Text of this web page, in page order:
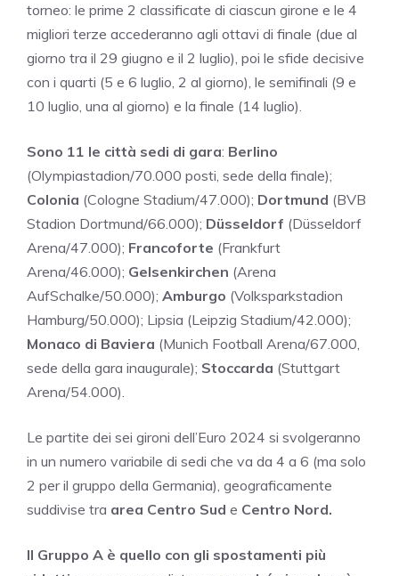
torneo: le prime 2 classificate di ciascun girone e le 4
migliori terze accederanno agli ottavi di finale (due al
giorno tra il 29 giugno e il 2 luglio), poi le sfide decisive
con i quarti (5 e 6 luglio, 2 al giorno), le semifinali (9 e
10 luglio, una al giorno) e la finale (14 luglio).
Sono 11 le città sedi di gara: Berlino
(Olympiastadion/70.000 posti, sede della finale);
Colonia (Cologne Stadium/47.000); Dortmund (BVB
Stadion Dortmund/66.000); Düsseldorf (Düsseldorf
Arena/47.000); Francoforte (Frankfurt
Arena/46.000); Gelsenkirchen (Arena
AufSchalke/50.000); Amburgo (Volksparkstadion
Hamburg/50.000); Lipsia (Leipzig Stadium/42.000);
Monaco di Baviera (Munich Football Arena/67.000,
sede della gara inaugurale); Stoccarda (Stuttgart
Arena/54.000).
Le partite dei sei gironi dell’Euro 2024 si svolgeranno
in un numero variabile di sedi che va da 4 a 6 (ma solo
2 per il gruppo della Germania), geograficamente
suddivise tra area Centro Sud e Centro Nord.
Il Gruppo A è quello con gli spostamenti più